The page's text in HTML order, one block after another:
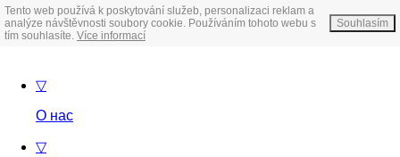
Tento web používá k poskytování služeb, personalizaci reklam a
analýze návštěvnosti soubory cookie. Používáním tohoto webu s
tím souhlasíte. Více informací
Souhlasím
▽
О нас
▽